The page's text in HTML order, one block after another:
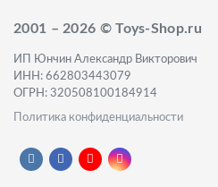
2001 – 2026 © Toys-Shop.ru
ИП Юнчин Александр Викторович
ИНН: 662803443079
ОГРН: 320508100184914
Политика конфиденциальности